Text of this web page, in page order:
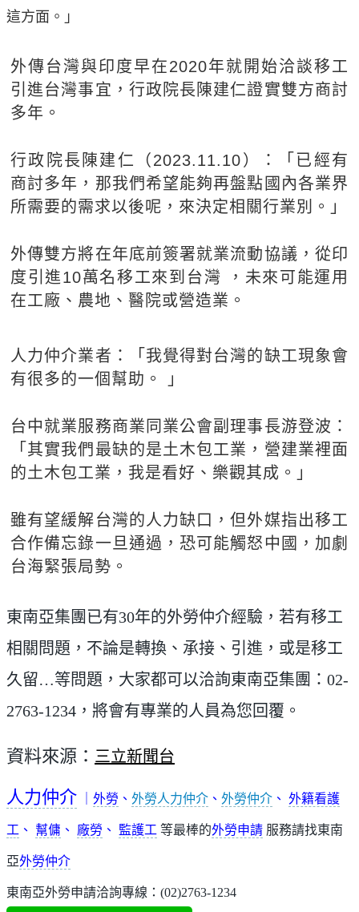
這方面。」
外傳台灣與印度早在2020年就開始洽談移工
引進台灣事宜，行政院長陳建仁證實雙方商討
多年。
行政院長陳建仁（2023.11.10）：「已經有
商討多年，那我們希望能夠再盤點國內各業界
所需要的需求以後呢，來決定相關行業別。」
外傳雙方將在年底前簽署就業流動協議，從印
度引進10萬名移工來到台灣 ，未來可能運用
在工廠、農地、醫院或營造業。
人力仲介業者：「我覺得對台灣的缺工現象會
有很多的一個幫助。 」
台中就業服務商業同業公會副理事長游登波：
「其實我們最缺的是土木包工業，營建業裡面
的土木包工業，我是看好、樂觀其成。」
雖有望緩解台灣的人力缺口，但外媒指出移工
合作備忘錄一旦通過，恐可能觸怒中國，加劇
台海緊張局勢。
東南亞集團已有30年的外勞仲介經驗，若有移工
相關問題，不論是轉換、承接、引進，或是移工
久留…等問題，大家都可以洽詢東南亞集團：02-
2763-1234，將會有專業的人員為您回覆。
資料來源： 三立新聞台
人力仲介 外勞 、 外勞人力仲介 、 外勞仲介 、 外籍看護
工 、 幫傭 、 廠勞 、 監護工 等最棒的外勞申請 服務請找東南
亞外勞仲介
東南亞外勞申請洽詢專線：(02)2763-1234